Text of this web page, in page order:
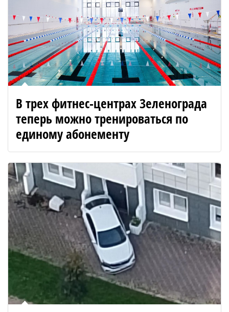
В трех фитнес-центрах Зеленограда
теперь можно тренироваться по
единому абонементу